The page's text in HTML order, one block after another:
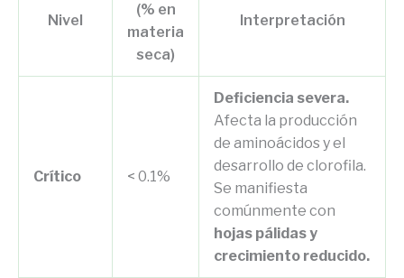
Nivel
(% en
materia
seca)
Interpretación
Crítico < 0.1%
Deficiencia severa.
Afecta la producción
de aminoácidos y el
desarrollo de clorofila.
Se manifiesta
comúnmente con
hojas pálidas y
crecimiento reducido.